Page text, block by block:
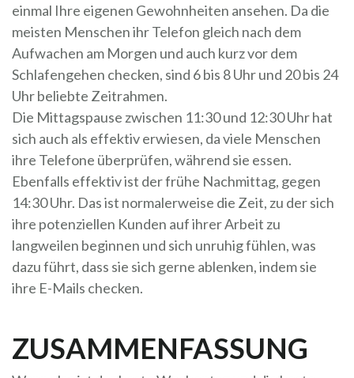
einmal Ihre eigenen Gewohnheiten ansehen. Da die
meisten Menschen ihr Telefon gleich nach dem
Aufwachen am Morgen und auch kurz vor dem
Schlafengehen checken, sind 6 bis 8 Uhr und 20 bis 24
Uhr beliebte Zeitrahmen.
Die Mittagspause zwischen 11:30 und 12:30 Uhr hat
sich auch als effektiv erwiesen, da viele Menschen
ihre Telefone überprüfen, während sie essen.
Ebenfalls effektiv ist der frühe Nachmittag, gegen
14:30 Uhr. Das ist normalerweise die Zeit, zu der sich
ihre potenziellen Kunden auf ihrer Arbeit zu
langweilen beginnen und sich unruhig fühlen, was
dazu führt, dass sie sich gerne ablenken, indem sie
ihre E-Mails checken.
ZUSAMMENFASSUNG